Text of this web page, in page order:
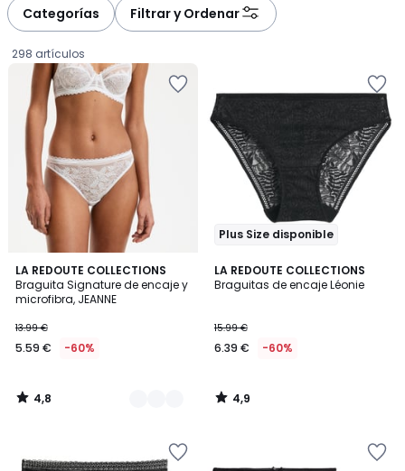
Categorías Filtrar y Ordenar
298 artículos
LA REDOUTE COLLECTIONS
Braguita Signature de encaje y
microfibra, JEANNE
€
en
de
13.99
descuento
13.99 €
5.59 € -60%
4,8
/ 5
5
Colores
4,8
/
Plus Size disponible
LA REDOUTE COLLECTIONS
Braguitas de encaje Léonie
15.99 €
6.39 € -60%
4,9
/ 5
4,9
/